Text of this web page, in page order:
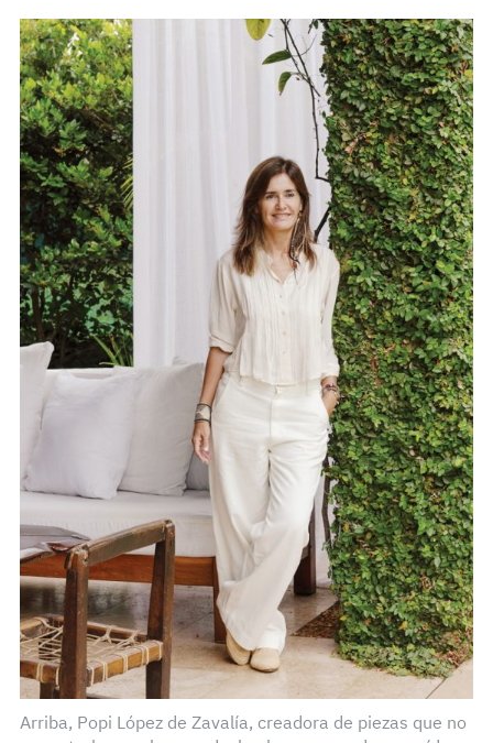
Arriba, Popi López de Zavalía, creadora de piezas que no